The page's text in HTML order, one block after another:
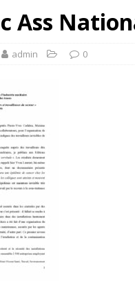
Ass
admin 0